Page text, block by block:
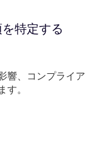
特定する
響、コンプライア
す。